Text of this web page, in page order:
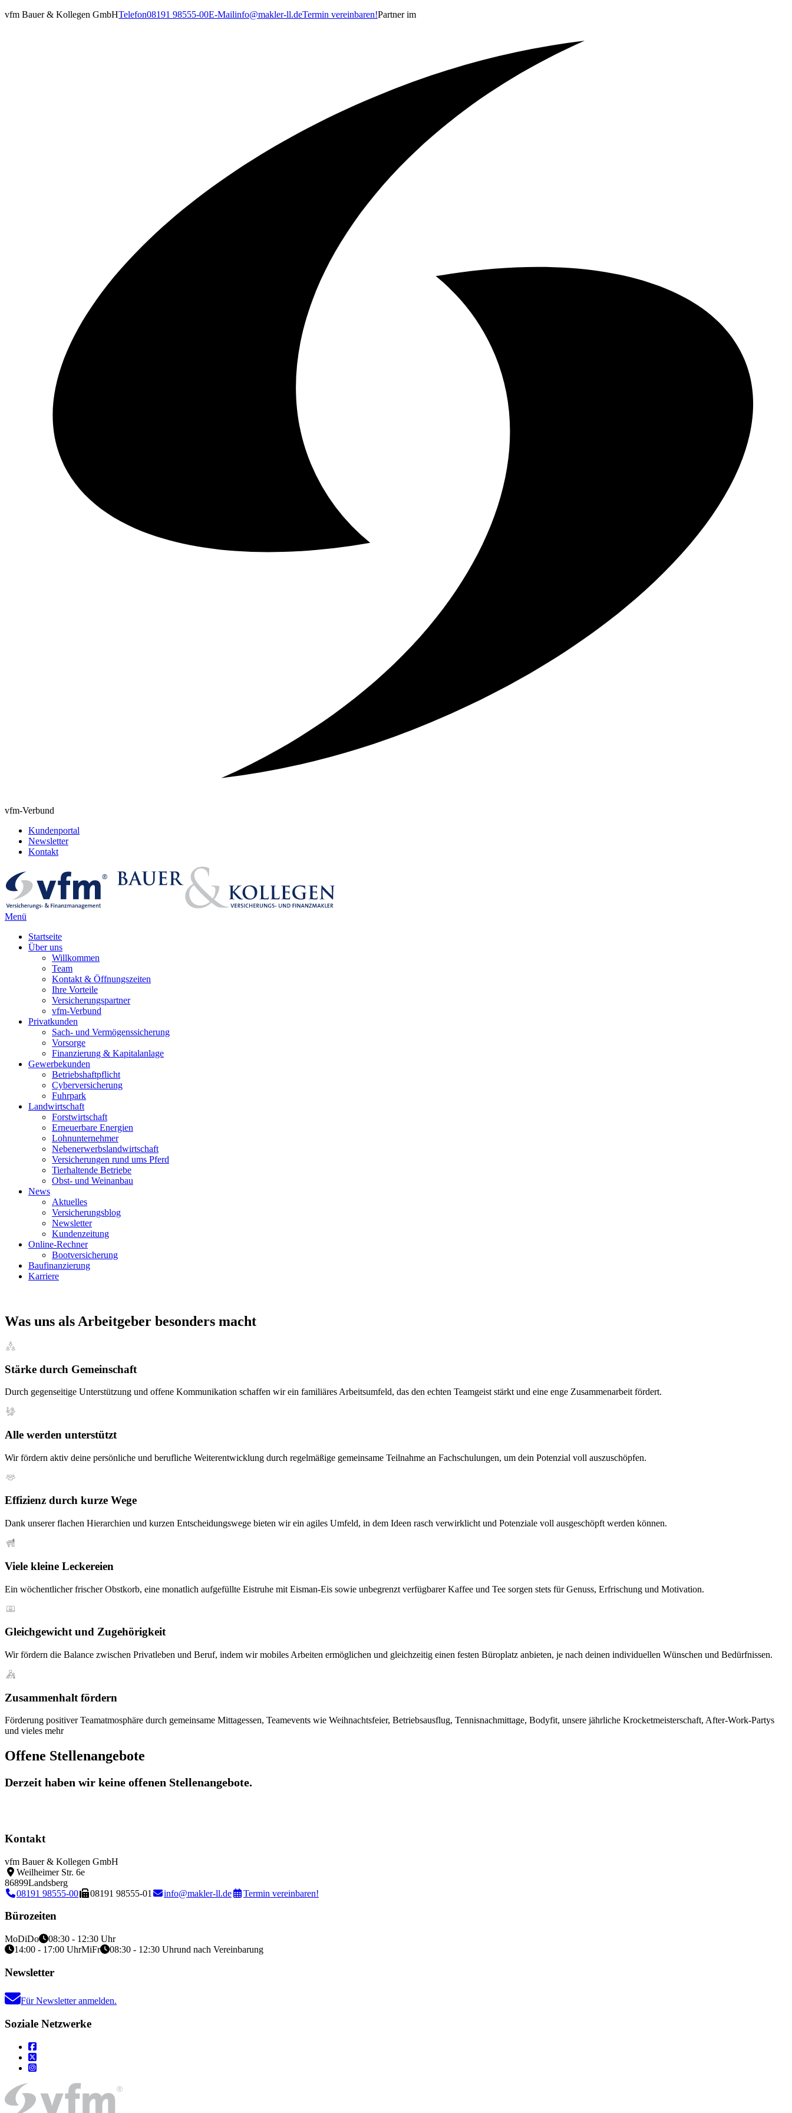
vfm Bauer & Kollegen GmbHTelefon08191 98555-00E-Mailinfo@makler-ll.deTermin vereinbaren!Partner im
vfm-Verbund
Kundenportal
Newsletter
Kontakt
Menü
Startseite
Über uns
Willkommen
Team
Kontakt & Öffnungszeiten
Ihre Vorteile
Versicherungspartner
vfm-Verbund
Privatkunden
Sach- und Vermögenssicherung
Vorsorge
Finanzierung & Kapitalanlage
Gewerbekunden
Betriebshaftpflicht
Cyberversicherung
Fuhrpark
Landwirtschaft
Forstwirtschaft
Erneuerbare Energien
Lohnunternehmer
Nebenerwerbslandwirtschaft
Versicherungen rund ums Pferd
Tierhaltende Betriebe
Obst- und Weinanbau
News
Aktuelles
Versicherungsblog
Newsletter
Kundenzeitung
Online-Rechner
Bootversicherung
Baufinanzierung
Karriere
Was uns als Arbeitgeber besonders macht
Stärke durch Gemeinschaft
Durch gegenseitige Unterstützung und offene Kommunikation schaffen wir ein familiäres Arbeitsumfeld, das den echten Teamgeist stärkt und eine enge Zusammenarbeit fördert.
Alle werden unterstützt
Wir fördern aktiv deine persönliche und berufliche Weiterentwicklung durch regelmäßige gemeinsame Teilnahme an Fachschulungen, um dein Potenzial voll auszuschöpfen.
Effizienz durch kurze Wege
Dank unserer flachen Hierarchien und kurzen Entscheidungswege bieten wir ein agiles Umfeld, in dem Ideen rasch verwirklicht und Potenziale voll ausgeschöpft werden können.
Viele kleine Leckereien
Ein wöchentlicher frischer Obstkorb, eine monatlich aufgefüllte Eistruhe mit Eisman-Eis sowie unbegrenzt verfügbarer Kaffee und Tee sorgen stets für Genuss, Erfrischung und Motivation.
Gleichgewicht und Zugehörigkeit
Wir fördern die Balance zwischen Privatleben und Beruf, indem wir mobiles Arbeiten ermöglichen und gleichzeitig einen festen Büroplatz anbieten, je nach deinen individuellen Wünschen und Bedürfnissen.
Zusammenhalt fördern
Förderung positiver Teamatmosphäre durch gemeinsame Mittagessen, Teamevents wie Weihnachtsfeier, Betriebsausflug, Tennisnachmittage, Bodyfit, unsere jährliche Krocketmeisterschaft, After-Work-Partys
und vieles mehr
Offene Stellenangebote
Derzeit haben wir keine offenen Stellenangebote.
Kontakt
vfm Bauer & Kollegen GmbH
Weilheimer Str. 6e
86899Landsberg
08191 98555-00
08191 98555-01 info@makler-ll.de Termin vereinbaren!
Bürozeiten
MoDiDo
08:30 - 12:30 Uhr
14:00 - 17:00 UhrMiFr 08:30 - 12:30 Uhrund nach Vereinbarung
Newsletter
Für Newsletter anmelden.
Soziale Netzwerke